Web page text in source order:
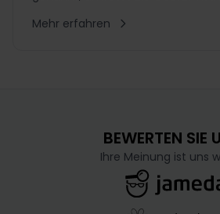
Rückenbereichs. Bei der ...
Mehr erfahren
BEWERTEN SIE
Ihre Meinung ist uns